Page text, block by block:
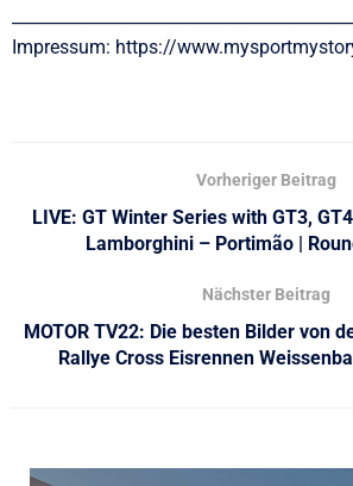
Impressum: https://
Vorheriger Beitrag
LIVE: GT Winter Series with GT3,
Lamborghini – Portimão |
Nächster Beitrag
MOTOR TV22: Die besten Bilder von
Rallye Cross Eisrennen